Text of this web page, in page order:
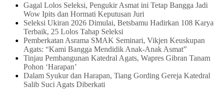
Gagal Lolos Seleksi, Pengukir Asmat ini Tetap Bangga Jadi
Wow Ipits dan Hormati Keputusan Juri
Seleksi Ukiran 2026 Dimulai, Betsbamu Hadirkan 108 Karya
Terbaik, 25 Lolos Tahap Seleksi
Pemberkatan Asrama SMAK Seminari, Vikjen Keuskupan
Agats: “Kami Bangga Mendidik Anak-Anak Asmat”
Tinjau Pembangunan Katedral Agats, Wapres Gibran Tanam
Pohon ‘Harapan’
Dalam Syukur dan Harapan, Tiang Gording Gereja Katedral
Salib Suci Agats Diberkati